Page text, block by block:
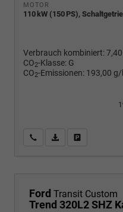
MOTOR
110 kW (150 PS),
Verbrauch kombiniert:
CO2-Klasse: G
CO2-Emissionen: 193,00
Wir rufen Sie an
PDF-
Ford Transit Custom
Trend 320L2 SHZ